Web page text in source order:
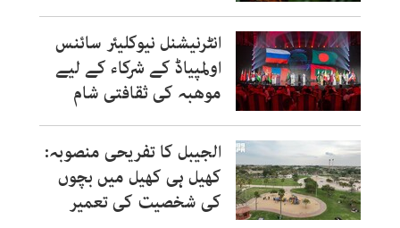
انٹرنیشنل نیوکلیئر سائنس
اولمپیاڈ کے شرکاء کے لیے
موھبہ کی ثقافتی شام
الجیبل کا تفریحی منصوبہ:
کھیل ہی کھیل میں بچوں
کی شخصیت کی تعمیر